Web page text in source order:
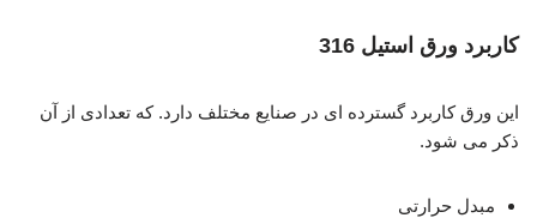
کاربرد ورق استیل 316
این ورق کاربرد گسترده ای در صنایع مختلف دارد. که تعدادی از آن
ذکر می شود.
مبدل حرارتی